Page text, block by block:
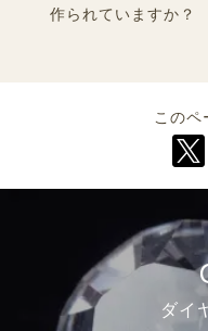
作られていますか？
このペ
ダイ